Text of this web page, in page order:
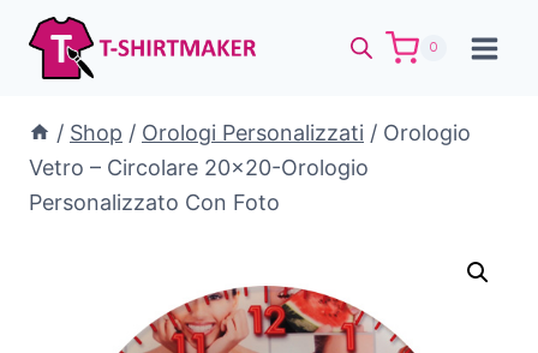
Salta
contenuto
0
/ Shop / Orologi Personalizzati / Orologio
Vetro – Circolare 20×20-Orologio
Personalizzato Con Foto